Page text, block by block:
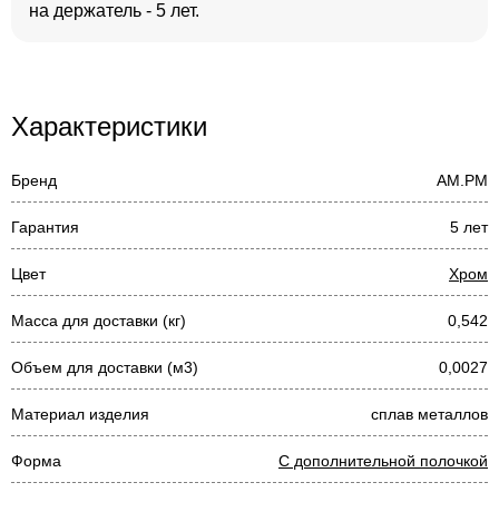
на держатель - 5 лет.
Характеристики
Бренд AM.PM
Гарантия 5 лет
Цвет Хром
Масса для доставки (кг) 0,542
Объем для доставки (м3) 0,0027
Материал изделия сплав металлов
Форма С дополнительной полочкой